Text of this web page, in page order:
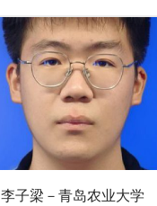
李子梁－青岛农业大学